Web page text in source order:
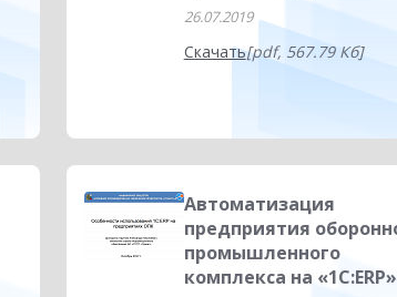
26.07.2019
Скачать[pdf, 567.79 Кб]
Автоматизация
предприятия
промышленного
комплекса на «1С:ERP»